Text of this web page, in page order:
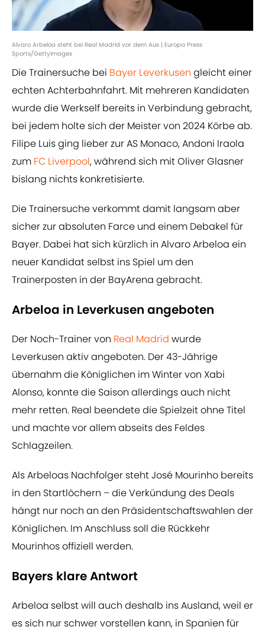
Alvaro Arbeloa steht bei Real Madrid vor dem Aus | Europa Press
Sports/GettyImages
Die Trainersuche bei Bayer Leverkusen gleicht einer
echten Achterbahnfahrt. Mit mehreren Kandidaten
wurde die Werkself bereits in Verbindung gebracht,
bei jedem holte sich der Meister von 2024 Körbe ab.
Filipe Luis ging lieber zur AS Monaco, Andoni Iraola
zum FC Liverpool, während sich mit Oliver Glasner
bislang nichts konkretisierte.
Die Trainersuche verkommt damit langsam aber
sicher zur absoluten Farce und einem Debakel für
Bayer. Dabei hat sich kürzlich in Alvaro Arbeloa ein
neuer Kandidat selbst ins Spiel um den
Trainerposten in der BayArena gebracht.
Arbeloa in Leverkusen angeboten
Der Noch-Trainer von Real Madrid wurde
Leverkusen aktiv angeboten. Der 43-Jährige
übernahm die Königlichen im Winter von Xabi
Alonso, konnte die Saison allerdings auch nicht
mehr retten. Real beendete die Spielzeit ohne Titel
und machte vor allem abseits des Feldes
Schlagzeilen.
Als Arbeloas Nachfolger steht José Mourinho bereits
in den Startlöchern – die Verkündung des Deals
hängt nur noch an den Präsidentschaftswahlen der
Königlichen. Im Anschluss soll die Rückkehr
Mourinhos offiziell werden.
Bayers klare Antwort
Arbeloa selbst will auch deshalb ins Ausland, weil er
es sich nur schwer vorstellen kann, in Spanien für